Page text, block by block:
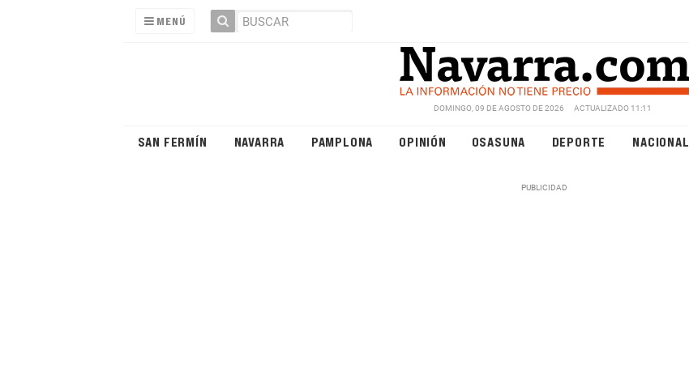
MENÚ
DOMINGO, 09 DE AGOSTO DE 2026 ACTUALIZADO 11:11
SAN FERMÍN NAVARRA PAMPLONA OPINIÓN OSASUNA DEPORTE NACIONAL